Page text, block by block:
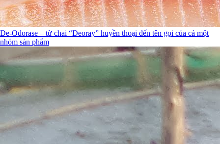
De-Odorase – từ chai “Deoray” huyền thoại đến tên gọi của cả một
nhóm sản phẩm